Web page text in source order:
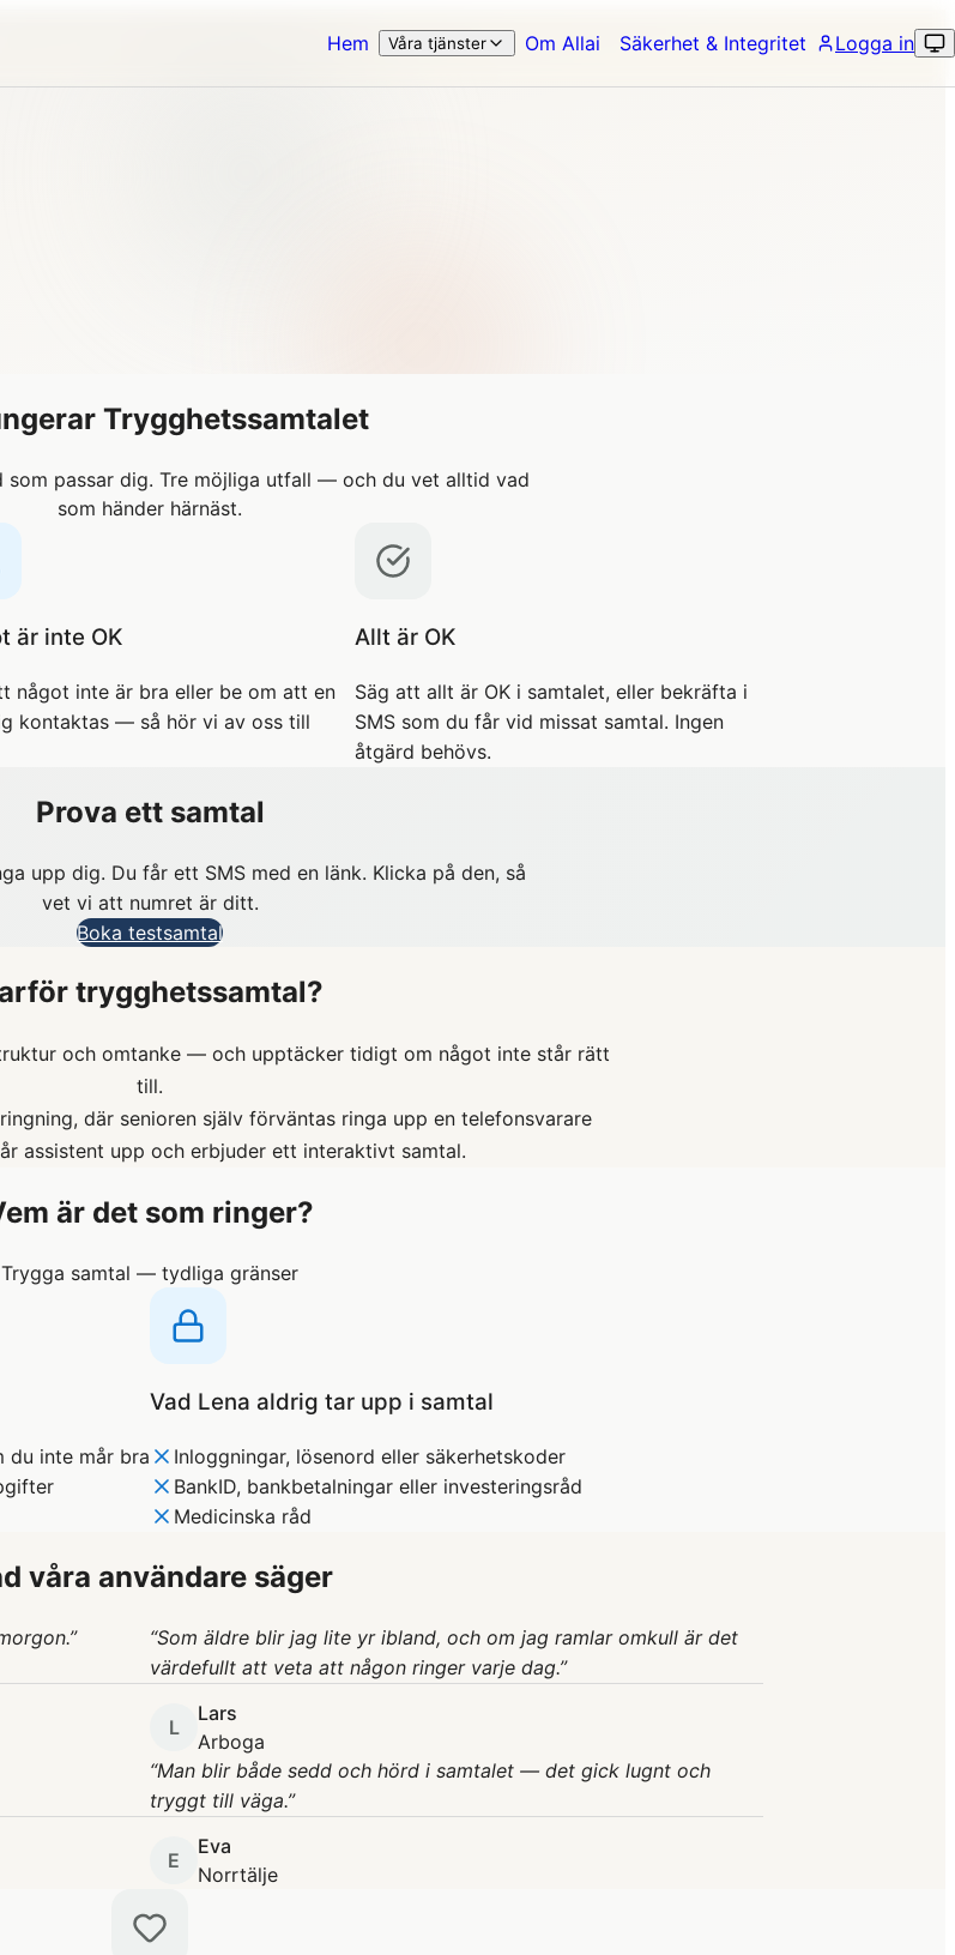
Hem Våra tjänster Om Allai Säkerhet & Integritet Logga in
Trygghetssamtalet
som passar dig. Tre möjliga utfall — och du vet alltid vad
som händer härnäst.
är inte OK
något inte är bra eller be om att en
kontaktas — så hör vi av oss till
Allt är OK
Säg att allt är OK i samtalet, eller bekräfta i
SMS som du får vid missat samtal. Ingen
åtgärd behövs.
Prova ett samtal
upp dig. Du får ett SMS med en länk. Klicka på den, så
vet vi att numret är ditt.
Boka testsamtal
trygghetssamtal?
och omtanke — och upptäcker tidigt om något inte står rätt
till.
där senioren själv förväntas ringa upp en telefonsvarare
assistent upp och erbjuder ett interaktivt samtal.
är det som ringer?
Trygga samtal — tydliga gränser
du inte mår bra
Vad Lena aldrig tar upp i samtal
Inloggningar, lösenord eller säkerhetskoder
BankID, bankbetalningar eller investeringsråd
Medicinska råd
våra användare säger
” “Som äldre blir jag lite yr ibland, och om jag ramlar omkull är det
värdefullt att veta att någon ringer varje dag.”
L
Lars
Arboga
“Man blir både sedd och hörd i samtalet — det gick lugnt och
tryggt till väga.”
E
Eva
Norrtälje